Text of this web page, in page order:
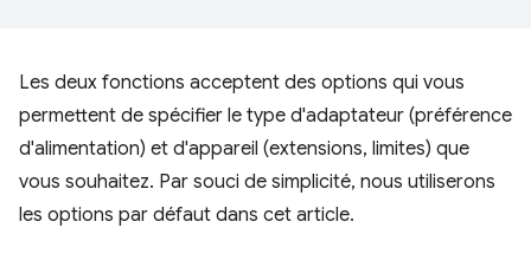
Les deux fonctions acceptent des options qui vous
permettent de spécifier le type d'adaptateur (préférence
d'alimentation) et d'appareil (extensions, limites) que
vous souhaitez. Par souci de simplicité, nous utiliserons
les options par défaut dans cet article.